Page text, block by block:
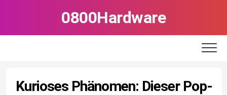
0800Hardware
Kurioses Phänomen: Dieser Pop-